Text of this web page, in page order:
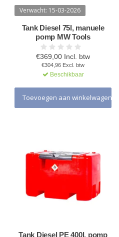
Verwacht: 15-03-2026
Tank Diesel 75l, manuele
pomp MW Tools
€369,00 Incl. btw
€304,96 Excl. btw
Beschikbaar
Toevoegen aan winkelwagen
Tank Diesel PE 400l, pomp